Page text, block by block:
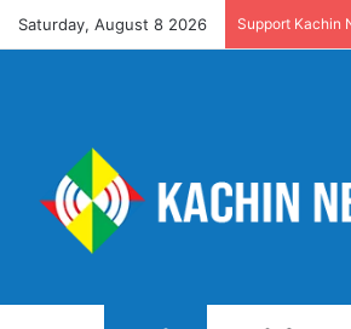
Saturday, August 8 2026 Support Kachin